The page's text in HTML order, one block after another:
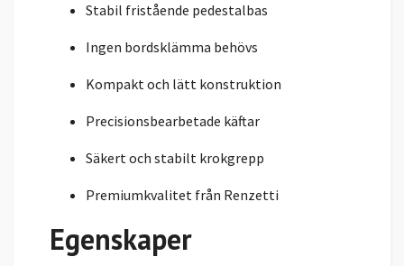
Stabil fristående pedestalbas
Ingen bordsklämma behövs
Kompakt och lätt konstruktion
Precisionsbearbetade käftar
Säkert och stabilt krokgrepp
Premiumkvalitet från Renzetti
Egenskaper